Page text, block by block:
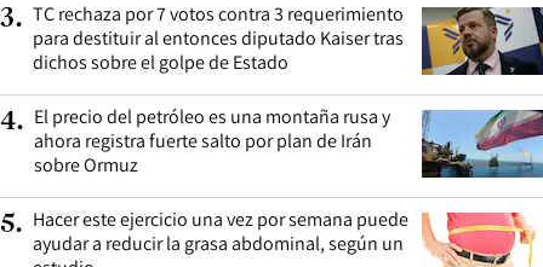
3. TC rechaza por 7 votos contra 3 requerimiento
para destituir al entonces diputado Kaiser tras
dichos sobre el golpe de Estado
4. El precio del petróleo es una montaña rusa y
ahora registra fuerte salto por plan de Irán
sobre Ormuz
5. Hacer este ejercicio una vez por semana puede
ayudar a reducir la grasa abdominal, según un